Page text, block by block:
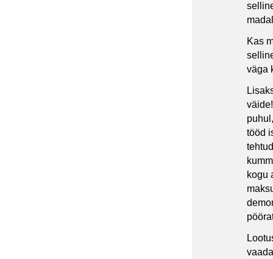
Kas
väga
tööd
kogu